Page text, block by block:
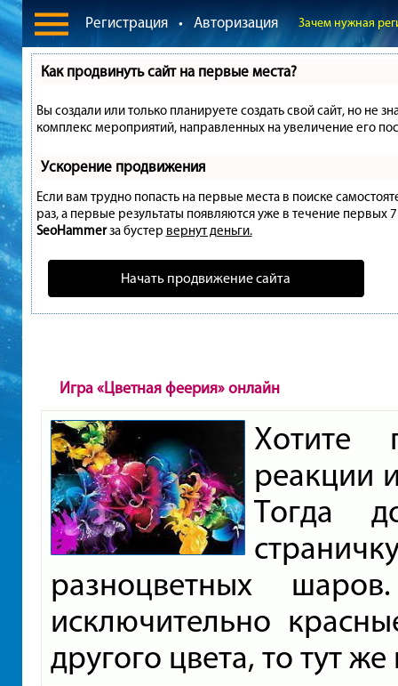
Регистрация • Авторизация Зачем нужная
Как продвинуть сайт на первые места?
Вы создали или только планируете создать свой сайт, но не
комплекс мероприятий, направленных на увеличение его
Ускорение продвижения
Если вам трудно попасть на первые места в поиске
раз, а первые результаты появляются уже в течение первых
SeoHammerза бустер вернут деньги.
Начать продвижение сайта
Игра «Цветная феерия» онлайн
Хотите
реакции
Тогда
разноцветных
исключительно
другого цвета, то тут